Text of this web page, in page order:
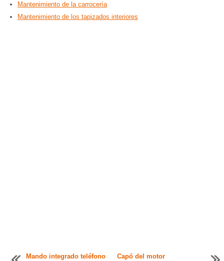
Mantenimiento de la carrocería
Mantenimiento de los tapizados interiores
Mando integrado teléfono
Capó del motor